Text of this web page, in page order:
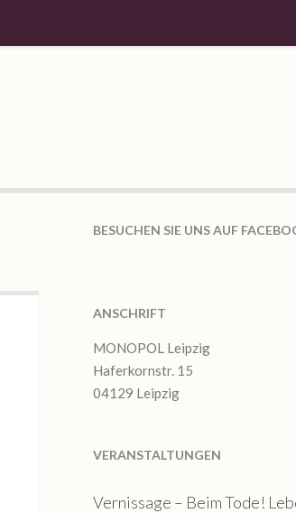
BESUCHEN SIE UNS AUF
ANSCHRIFT
MONOPOL Leipzig
Haferkornstr. 15
04129 Leipzig
VERANSTALTUNGEN
Vernissage – Beim Tode!